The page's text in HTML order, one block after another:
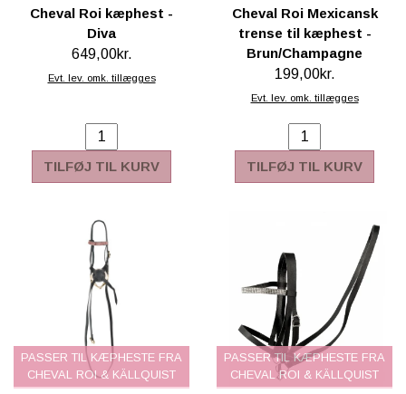
Cheval Roi kæphest -
Diva
649,00kr.
Evt. lev. omk. tillægges
TILFØJ TIL KURV
Cheval Roi Mexicansk
trense til kæphest -
Brun/Champagne
199,00kr.
Evt. lev. omk. tillægges
TILFØJ TIL KURV
PASSER TIL KÆPHESTE FRA
CHEVAL ROI & KÄLLQUIST
PASSER TIL KÆPHESTE FRA
CHEVAL ROI & KÄLLQUIST